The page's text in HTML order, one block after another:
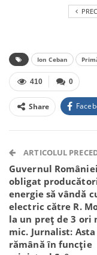
Ion Ceban
0
410
Share
Telegram
ARTICOLUL
Guvernul
obligat
energie să vândă
electric către R.
la un preț de 3 ori
mic. Jurnalist: Asta
rămână în funcție